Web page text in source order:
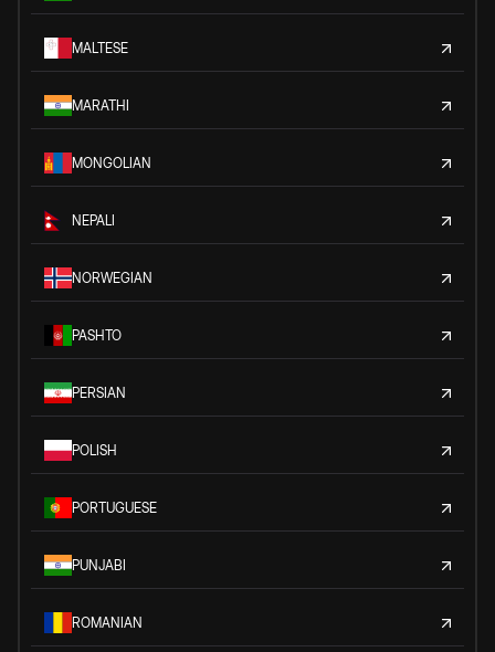
MALTESE
MARATHI
MONGOLIAN
NEPALI
NORWEGIAN
PASHTO
PERSIAN
POLISH
PORTUGUESE
PUNJABI
ROMANIAN